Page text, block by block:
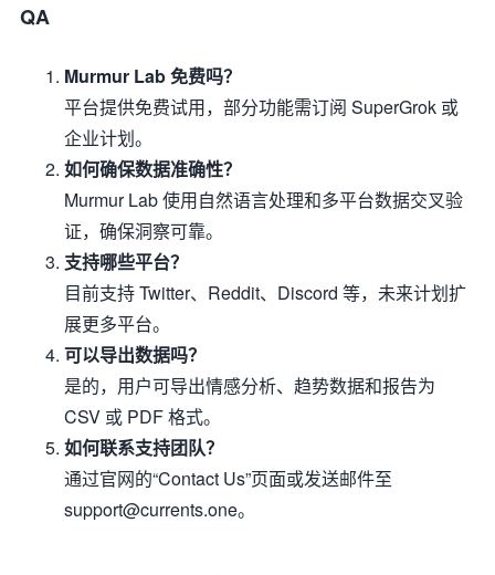
QA
Murmur Lab 免费吗？
平台提供免费试用，部分功能需订阅 SuperGrok 或
企业计划。
如何确保数据准确性？
Murmur Lab 使用自然语言处理和多平台数据交叉验
证，确保洞察可靠。
支持哪些平台？
目前支持 Twitter、Reddit、Discord 等，未来计划扩
展更多平台。
可以导出数据吗？
是的，用户可导出情感分析、趋势数据和报告为
CSV 或 PDF 格式。
如何联系支持团队？
通过官网的“Contact Us”页面或发送邮件至
support@currents.one。